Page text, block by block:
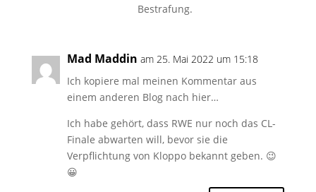
Bestrafung.
Mad Maddin am 25. Mai 2022 um 15:18
Ich kopiere mal meinen Kommentar aus
einem anderen Blog nach hier…
Ich habe gehört, dass RWE nur noch das CL-
Finale abwarten will, bevor sie die
Verpflichtung von Kloppo bekannt geben. 😉
😀